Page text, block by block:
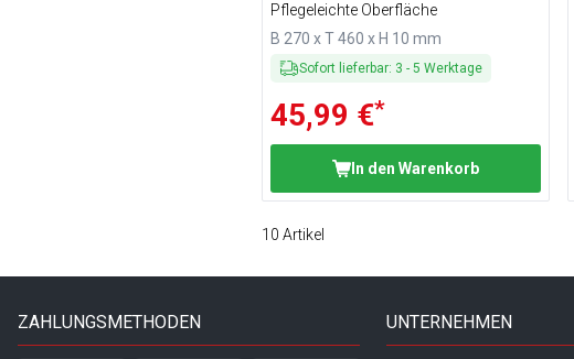
Pflegeleichte Oberfläche
B 270 x T 460 x H 10 mm
Sofort lieferbar: 3 - 5 Werktage
45,99 €*
In den Warenkorb
10 Artikel
ZAHLUNGSMETHODEN UNTERNEHMEN